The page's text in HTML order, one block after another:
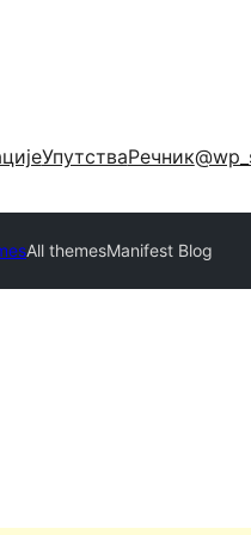
УпутстваРечник
All themesManifest Blog